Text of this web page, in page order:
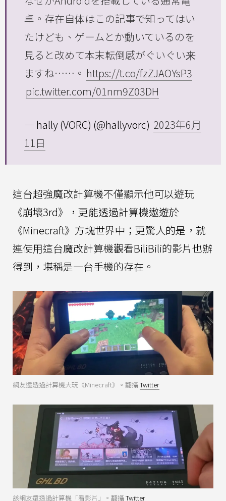
卓。存在自体はこの記事で知ってはい
たけども、ゲームとか動いているのを
見ると改めて本末転倒感がぐいぐい来
ますね……。 https://t.co/fzZJAOYsP3
pic.twitter.com/01nm9Z03DH
— hally (VORC) (@hallyvorc) 2023年6月
11日
這台超強魔改計算機不僅顯示他可以遊玩
《崩壞3rd》，更能透過計算機遨遊於
《Minecraft》方塊世界中；更驚人的是，就
連使用這台魔改計算機觀看BiliBili的影片也辦
得到，堪稱是一台手機的存在。
網友還透過計算機大玩《Minecraft》。翻攝Twitter
該網友還透過計算機「看影片」。翻攝Twitter